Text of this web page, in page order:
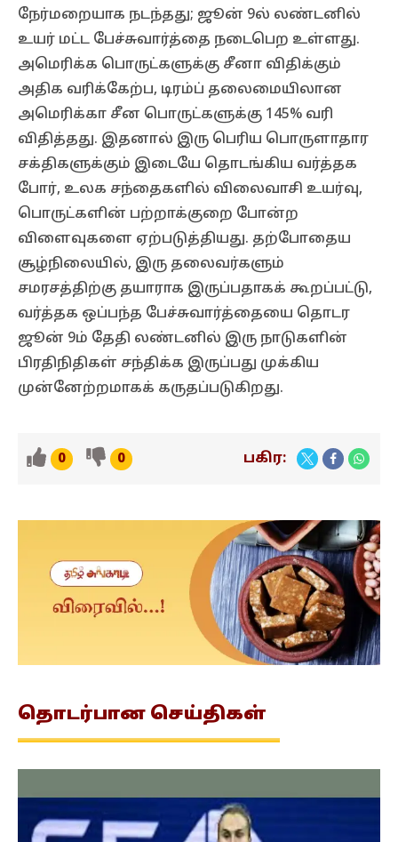
நேர்மறையாக நடந்தது; ஜூன் 9ல் லண்டனில்
உயர் மட்ட பேச்சுவார்த்தை நடைபெற உள்ளது.
அமெரிக்க பொருட்களுக்கு சீனா விதிக்கும்
அதிக வரிக்கேற்ப, டிரம்ப் தலைமையிலான
அமெரிக்கா சீன பொருட்களுக்கு 145% வரி
விதித்தது. இதனால் இரு பெரிய பொருளாதார
சக்திகளுக்கும் இடையே தொடங்கிய வர்த்தக
போர், உலக சந்தைகளில் விலைவாசி உயர்வு,
பொருட்களின் பற்றாக்குறை போன்ற
விளைவுகளை ஏற்படுத்தியது. தற்போதைய
சூழ்நிலையில், இரு தலைவர்களும்
சமரசத்திற்கு தயாராக இருப்பதாகக் கூறப்பட்டு,
வர்த்தக ஒப்பந்த பேச்சுவார்த்தையை தொடர
ஜூன் 9ம் தேதி லண்டனில் இரு நாடுகளின்
பிரதிநிதிகள் சந்திக்க இருப்பது முக்கிய
முன்னேற்றமாகக் கருதப்படுகிறது.
0 0 பகிர:
தொடர்பான செய்திகள்